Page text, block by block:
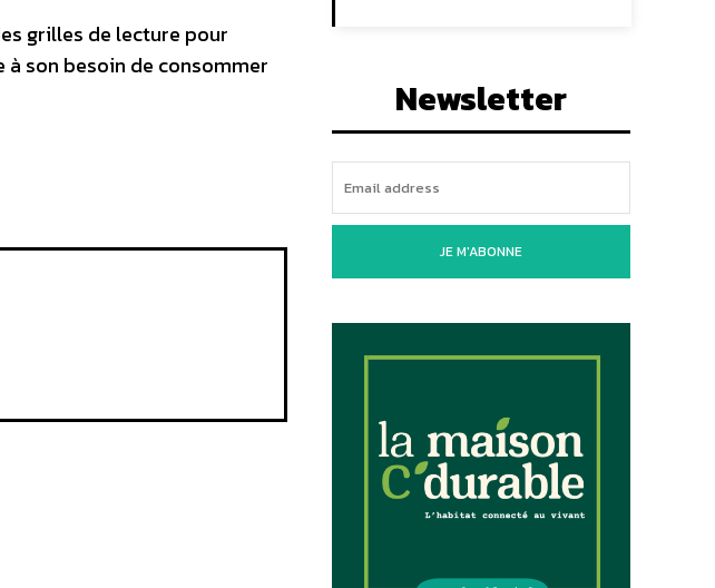
grilles de lecture pour
son besoin de consommer
Newsletter
JE M'ABONNE